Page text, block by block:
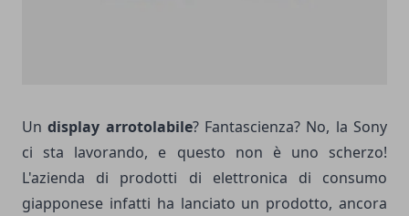
Undisplay arrotolabile? Fantascienza? No, la Sony
ci sta lavorando, e questo non è uno scherzo!
L'azienda di prodotti di elettronica di consumo
giapponese infatti ha lanciato un prodotto, ancora